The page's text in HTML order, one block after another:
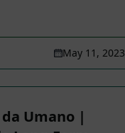
May 11, 2023
Umano |